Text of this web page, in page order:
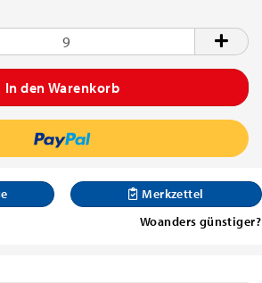
Merkzettel
Woanders günstiger?